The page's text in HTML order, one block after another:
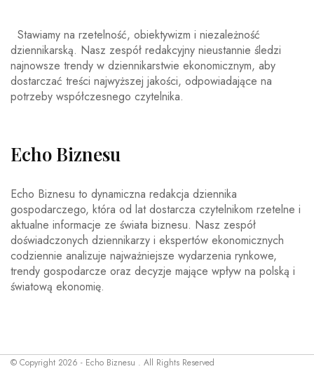
Stawiamy na rzetelność, obiektywizm i niezależność
dziennikarską. Nasz zespół redakcyjny nieustannie śledzi
najnowsze trendy w dziennikarstwie ekonomicznym, aby
dostarczać treści najwyższej jakości, odpowiadające na
potrzeby współczesnego czytelnika.
Echo Biznesu
Echo Biznesu to dynamiczna redakcja dziennika
gospodarczego, która od lat dostarcza czytelnikom rzetelne i
aktualne informacje ze świata biznesu. Nasz zespół
doświadczonych dziennikarzy i ekspertów ekonomicznych
codziennie analizuje najważniejsze wydarzenia rynkowe,
trendy gospodarcze oraz decyzje mające wpływ na polską i
światową ekonomię.
© Copyright 2026 - Echo Biznesu . All Rights Reserved